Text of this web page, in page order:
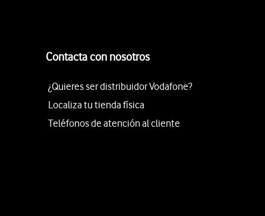
Contacta con nosotros
¿Quieres ser distribuidor Vodafone?
Localiza tu tienda física
Teléfonos de atención al cliente